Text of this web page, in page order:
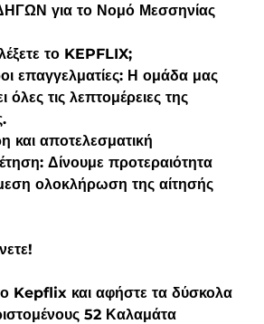
για το Νομό Μεσσηνίας
το KEPFLIX;
επαγγελματίες: Η ομάδα μας
όλες τις λεπτομέρειες της
και αποτελεσματική
Δίνουμε προτεραιότητα
ολοκλήρωση της αίτησής
Kepflix και αφήστε τα δύσκολα
52 Καλαμάτα